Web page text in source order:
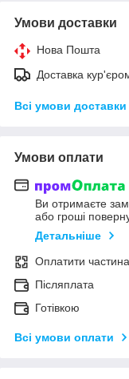
Умови доставки
Нова Пошта
Доставка
Всі умови доставки
Умови оплати
Ви отримаєте
або гроші
Детальніше
Оплатити
Післяплата
Готівкою
Всі умови оплати